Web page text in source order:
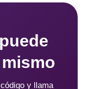
y llama